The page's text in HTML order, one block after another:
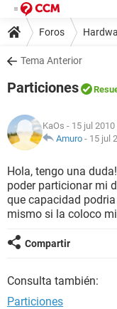
Foros
Tema Anterior
Particiones
KaOs - 15 jul
Amuro - 15 jul
Hola, tengo una
poder particionar mi
que capacidad podria
mismo si la coloco
Compartir
Consulta también:
Particiones